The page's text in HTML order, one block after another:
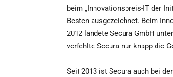
beim „Innovationspreis-IT der
Besten ausgezeichnet. Beim
2012 landete Secura GmbH
verfehlte Secura nur knapp die
Seit 2013 ist Secura auch bei